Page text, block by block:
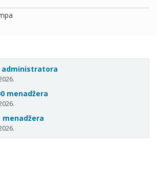
administratora
menadžera
menadžera